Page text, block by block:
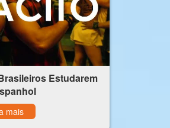
Estudarem
mais